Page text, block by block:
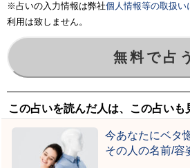
※占いの入力情報は弊社個人情報等の取扱い
利用は致しません。
この占いを読んだ人は、この占いも
今あなたにベタ
その人の名前/容